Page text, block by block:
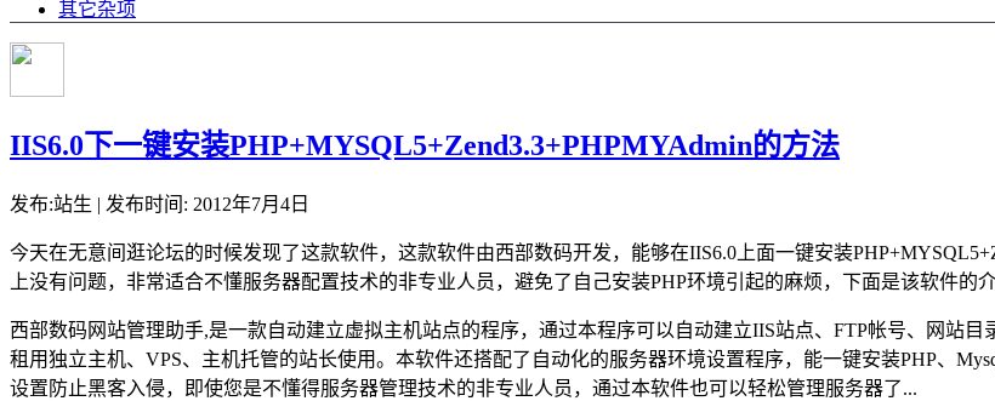
其它杂项
IIS6.0下一键安装PHP+MYSQL5+Zend3.3+PHPMYAdmin的方法
发布:站生 | 发布时间: 2012年7月4日
今天在无意间逛论坛的时候发现了这款软件，这款软件由西部数码开发，能够在IIS6.0上面一键安装
上没有问题，非常适合不懂服务器配置技术的非专业人员，避免了自己安装PHP环境引起的麻烦，下面是该软件的介
西部数码网站管理助手,是一款自动建立虚拟主机站点的程序，通过本程序可以自动建立IIS站点、FTP帐号、网站
租用独立主机、VPS、主机托管的站长使用。本软件还搭配了自动化的服务器环境设置程序，能一键安装PHP、
设置防止黑客入侵，即使您是不懂得服务器管理技术的非专业人员，通过本软件也可以轻松管理服务器了...